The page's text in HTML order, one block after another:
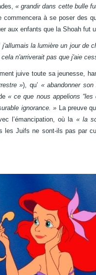
« grandir dans cette bulle
à se poser des
aux enfants que la Shoah fut
la lumière un jour de
n'arriverait pas que j'aie
juive toute sa jeunesse,
»), qu’ « abandonner
« ce que nous appelions “les
ignorance. » La preuve
l’émancipation, où la « la
les Juifs ne sont-ils pas par